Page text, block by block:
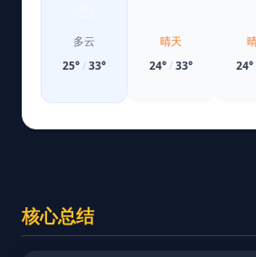
多云
25°/33°
晴天
24°/33°
24°
核心总结